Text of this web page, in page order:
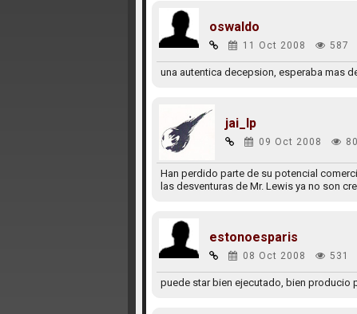
oswaldo
11 Oct 2008 587
una autentica decepsion, esperaba mas
jai_lp
09 Oct 2008
Han perdido parte de su potencial
las desventuras de Mr. Lewis ya no son
estonoesparis
08 Oct 2008 531
puede star bien ejecutado, bien producio